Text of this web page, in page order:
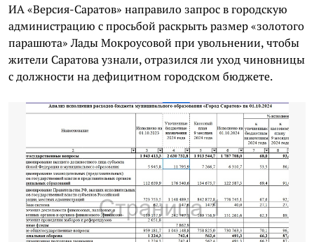
ИА «Версия-Саратов» направило запрос в городскую
администрацию с просьбой раскрыть размер «золотого
парашюта» Лады Мокроусовой при увольнении, чтобы
жители Саратова узнали, отразился ли уход чиновницы
с должности на дефицитном городском бюджете.